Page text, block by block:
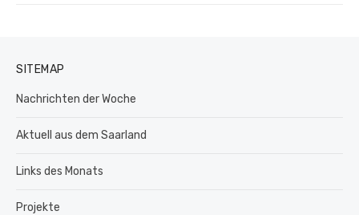
SITEMAP
Nachrichten der Woche
Aktuell aus dem Saarland
Links des Monats
Projekte